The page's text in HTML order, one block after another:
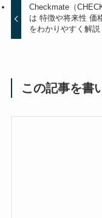
Checkmate（
は 特徴や将来性 価
をわかりやすく解説
この記事を書